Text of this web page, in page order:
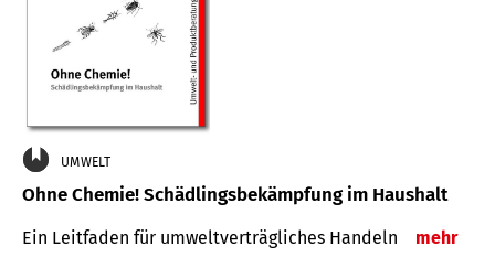
UMWELT
Ohne Chemie! Schädlingsbekämpfung im Haushalt
Ein Leitfaden für um­welt­ver­träg­liches Han­deln mehr